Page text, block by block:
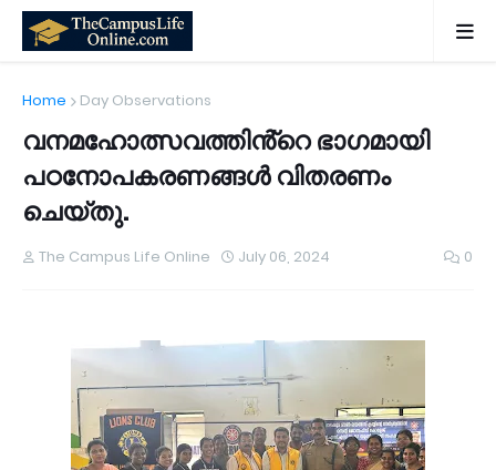
Home Day Observations
വനമഹോത്സവത്തിൻ്റെ ഭാഗമായി
പഠനോപകരണങ്ങൾ വിതരണം
ചെയ്തു.
The Campus Life Online July 06, 2024 0